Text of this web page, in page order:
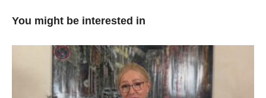
You might be interested in